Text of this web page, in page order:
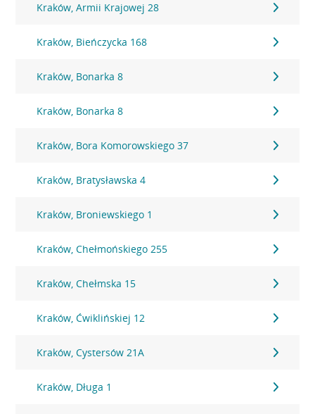
Kraków, Armii Krajowej 28
Kraków, Bieńczycka 168
Kraków, Bonarka 8
Kraków, Bonarka 8
Kraków, Bora Komorowskiego 37
Kraków, Bratysławska 4
Kraków, Broniewskiego 1
Kraków, Chełmońskiego 255
Kraków, Chełmska 15
Kraków, Ćwiklińskiej 12
Kraków, Cystersów 21A
Kraków, Długa 1